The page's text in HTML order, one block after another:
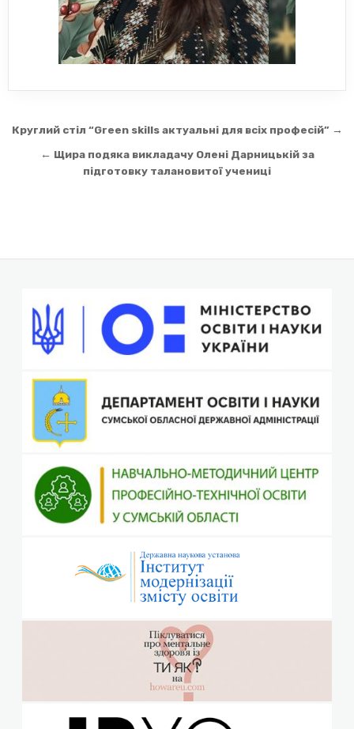
Навігація
записів
Круглий стіл “Green skills актуальні для всіх професій” →
← Щира подяка викладачу Олені Дарницькій за
підготовку талановитої учениці